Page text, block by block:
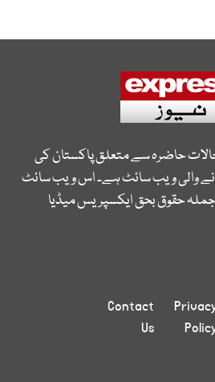
حاضرہ سے متعلق پاکستان کی
والی ویب سائٹ ہے۔ اس ویب سائٹ
جملہ حقوق بحق ایکسپریس میڈیا
Contact
Us